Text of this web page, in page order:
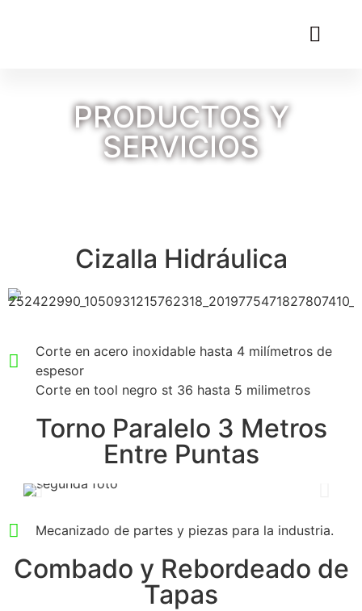
PRODUCTOS Y
SERVICIOS
Cizalla Hidráulica
Corte en acero inoxidable hasta 4 milímetros de
espesor
Corte en tool negro st 36 hasta 5 milimetros
Torno Paralelo 3 Metros
Entre Puntas
Mecanizado de partes y piezas para la industria.
Combado y Rebordeado de
Tapas